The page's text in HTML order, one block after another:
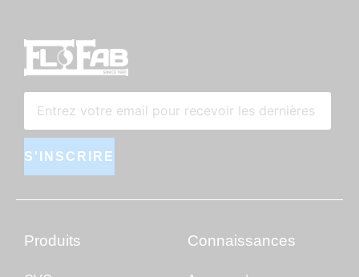
S'INSCRIRE
Produits Connaissances